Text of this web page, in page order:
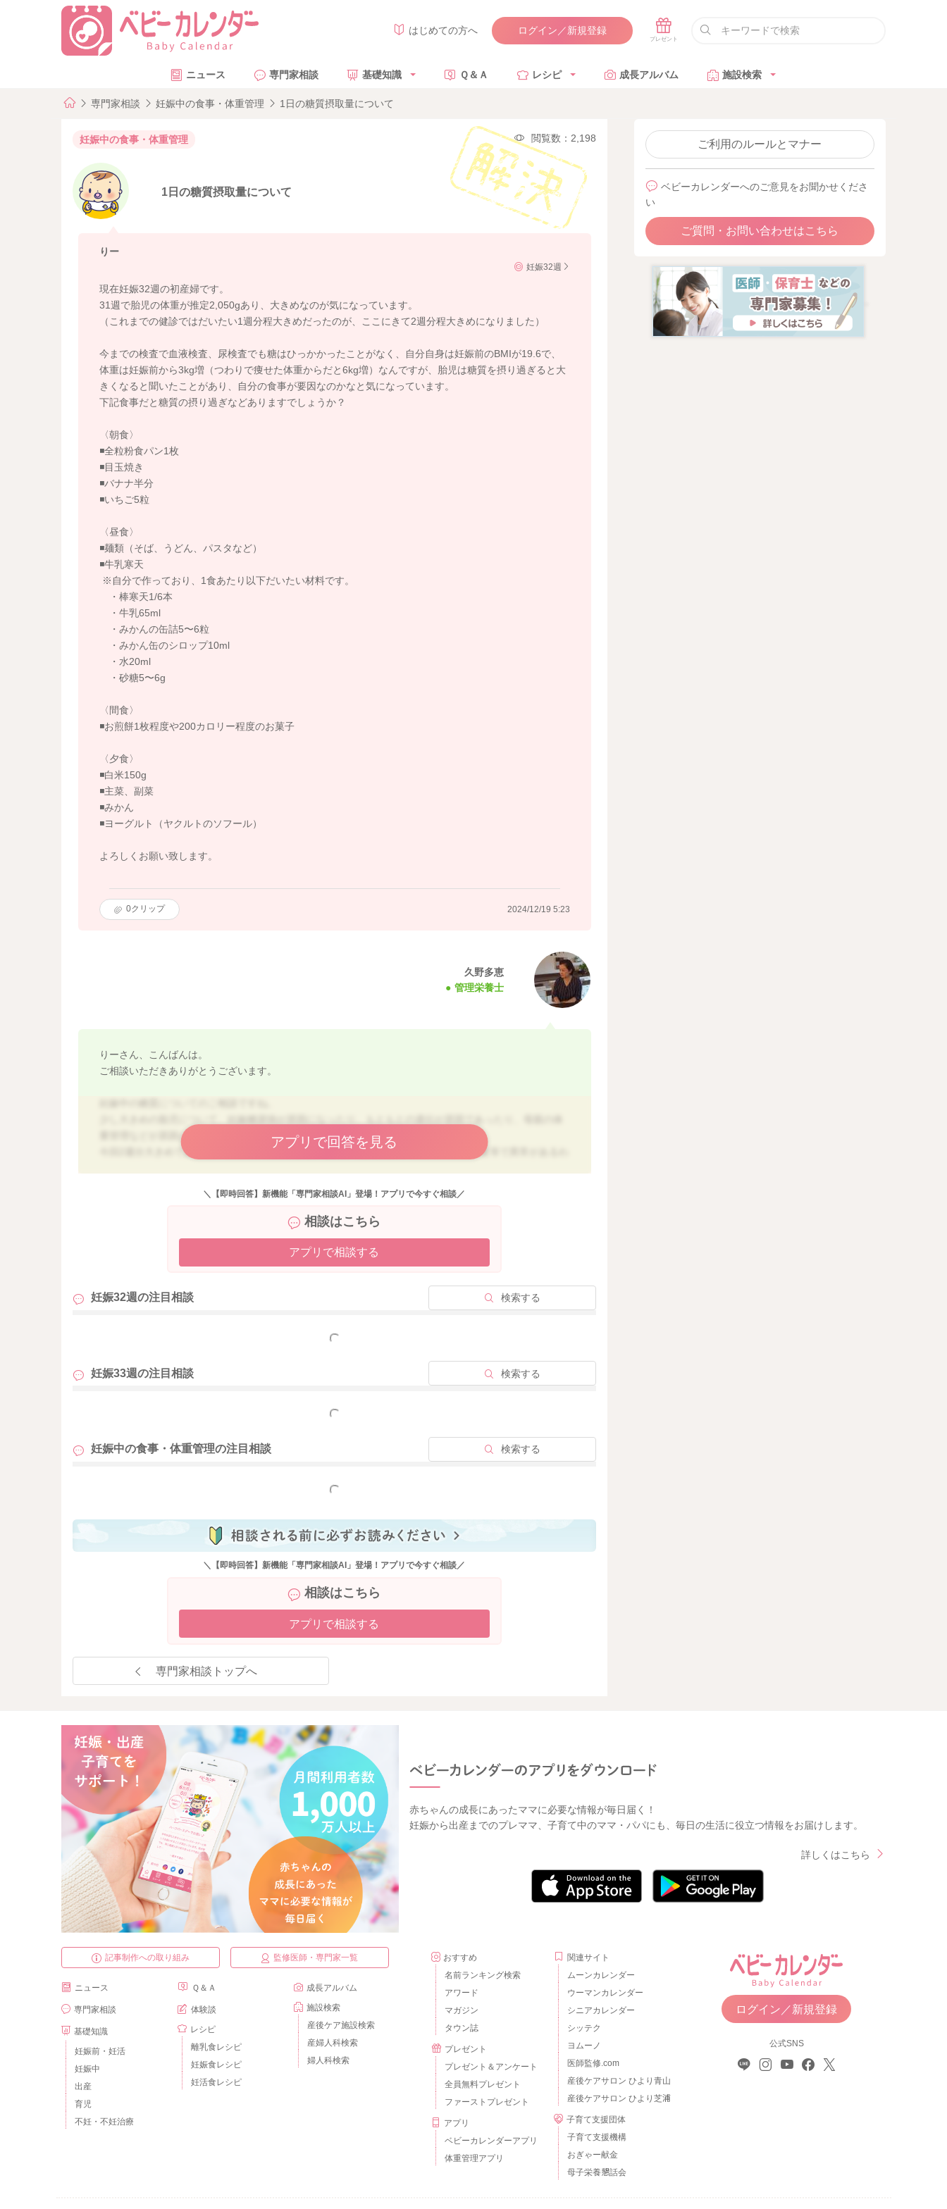
はじめての方へ ログイン／新規登録
ニュース 専門家相談 基礎知識 Ｑ＆Ａ レシピ 成長アルバム 施設検索
専門家相談 妊娠中の食事・体重管理 1日の糖質摂取量について
妊娠中の食事・体重管理 閲覧数：2,198
1日の糖質摂取量について
りー
妊娠32週
現在妊娠32週の初産婦です。
31週で胎児の体重が推定2,050gあり、大きめなのが気になっています。
（これまでの健診ではだいたい1週分程大きめだったのが、ここにきて2週分程大きめになりました）
今までの検査で血液検査、尿検査でも糖はひっかかったことがなく、自分自身は妊娠前のBMIが19.6で、
体重は妊娠前から3kg増（つわりで痩せた体重からだと6kg増）なんですが、胎児は糖質を摂り過ぎると大
きくなると聞いたことがあり、自分の食事が要因なのかなと気になっています。
下記食事だと糖質の摂り過ぎなどありますでしょうか？
〈朝食〉
◾️全粒粉食パン1枚
◾️目玉焼き
◾️バナナ半分
◾️いちご5粒
〈昼食〉
◾️麺類（そば、うどん、パスタなど）
◾️牛乳寒天
※自分で作っており、1食あたり以下だいたい材料です。
・棒寒天1/6本
・牛乳65ml
・みかんの缶詰5〜6粒
・みかん缶のシロップ10ml
・水20ml
・砂糖5〜6g
〈間食〉
◾️お煎餅1枚程度や200カロリー程度のお菓子
〈夕食〉
◾️白米150g
◾️主菜、副菜
◾️みかん
◾️ヨーグルト（ヤクルトのソフール）
よろしくお願い致します。
0クリップ 2024/12/19 5:23
久野多恵
管理栄養士
りーさん、こんばんは。
ご相談いただきありがとうございます。
重管理などが原因になることもあります。
今回2週分大きめであるという原因がどこにあるかはわかりませんが、体重増加量や検査等で異常があるわ
食事内容を拝見しましたが、糖質を過度に摂り過ぎているということはないですが、野菜が少ないのと、
間食のお菓子の内容については気になります。
果物も毎食ではなく、１日１回～２回程度にしたり、脂質・糖分・塩分の多いものは控えて、カルシウム
や鉄分が補えるような補食を考えていけると良いですね。
アプリで回答を見る
2024/12/22 5:23
＼【即時回答】新機能「専門家相談AI」登場！アプリで今すぐ相談／
相談はこちら
アプリで相談する
妊娠32週の注目相談 検索する
もっと見る
妊娠33週の注目相談 検索する
もっと見る
妊娠中の食事・体重管理の注目相談 検索する
もっと見る
＼【即時回答】新機能「専門家相談AI」登場！アプリで今すぐ相談／
相談はこちら
アプリで相談する
専門家相談トップへ
ご利用のルールとマナー
ベビーカレンダーへのご意見をお聞かせくださ
い
ご質問・お問い合わせはこちら
赤ちゃんの成長にあったママに必要な情報が毎日届く！
妊娠から出産までのプレママ、子育て中のママ・パパにも、毎日の生活に役立つ情報をお届けします。
詳しくはこちら
記事制作への取り組み 監修医師・専門家一覧
ニュース
専門家相談
基礎知識
妊娠前・妊活
妊娠中
出産
育児
不妊・不妊治療
Ｑ＆Ａ
体験談
レシピ
離乳食レシピ
妊娠食レシピ
妊活食レシピ
成長アルバム
施設検索
産後ケア施設検索
産婦人科検索
婦人科検索
おすすめ
名前ランキング検索
アワード
マガジン
タウン誌
プレゼント
プレゼント＆アンケート
全員無料プレゼント
ファーストプレゼント
アプリ
ベビーカレンダーアプリ
体重管理アプリ
関連サイト
ムーンカレンダー
ウーマンカレンダー
シニアカレンダー
シッテク
ヨムーノ
医師監修.com
産後ケアサロン ひより青山
産後ケアサロン ひより芝浦
子育て支援団体
子育て支援機構
おぎゃー献金
母子栄養懇話会
ログイン／新規登録
公式SNS